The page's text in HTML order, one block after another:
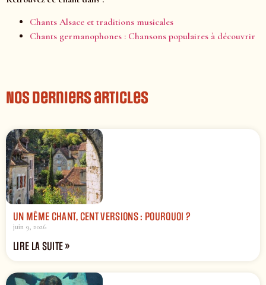
Chants Alsace et traditions musicales
Chants germanophones : Chansons populaires à découvrir
Nos derniers articles
UN MÊME CHANT, CENT VERSIONS : POURQUOI ?
juin 9, 2026
LIRE LA SUITE »